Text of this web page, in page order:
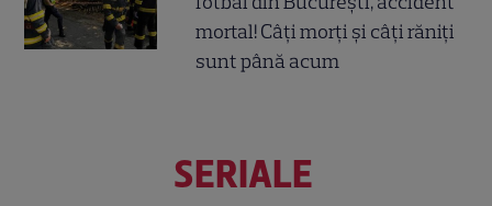
mortal! Câți morți și câți răniți
sunt până acum
SERIALE